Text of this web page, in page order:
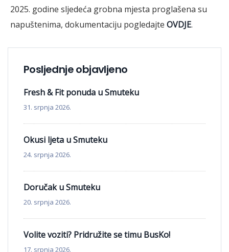
2025. godine sljedeća grobna mjesta proglašena su
napuštenima, dokumentaciju pogledajte OVDJE.
Posljednje objavljeno
Fresh & Fit ponuda u Smuteku
31. srpnja 2026.
Okusi ljeta u Smuteku
24. srpnja 2026.
Doručak u Smuteku
20. srpnja 2026.
Volite voziti? Pridružite se timu BusKo!
17. srpnja 2026.